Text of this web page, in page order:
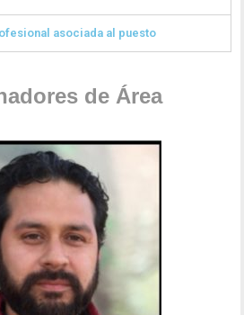
asociada al puesto
de Área